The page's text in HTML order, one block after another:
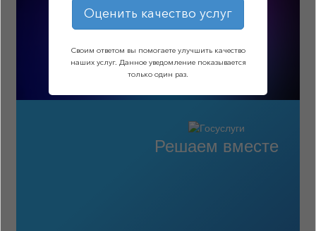
Решаем вместе
Оценить качество услуг
Своим ответом вы помогаете улучшить качество
наших услуг. Данное уведомление показывается
только один раз.